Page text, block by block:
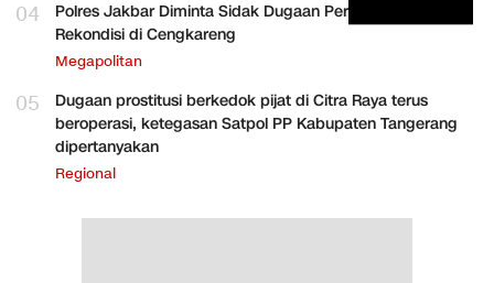
04
Polres Jakbar Diminta Sidak Dugaan Perakitan HP
Rekondisi di Cengkareng
Megapolitan
05
Dugaan prostitusi berkedok pijat di Citra Raya terus
beroperasi, ketegasan Satpol PP Kabupaten Tangerang
dipertanyakan
Regional